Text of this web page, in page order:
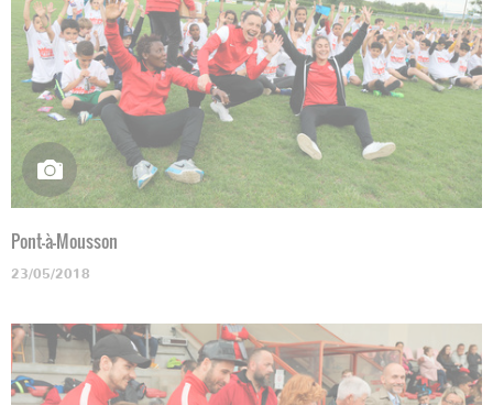
Pont-à-Mousson
23/05/2018